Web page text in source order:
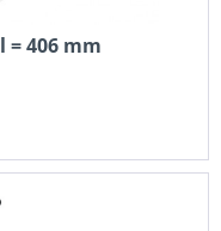
= 406 mm